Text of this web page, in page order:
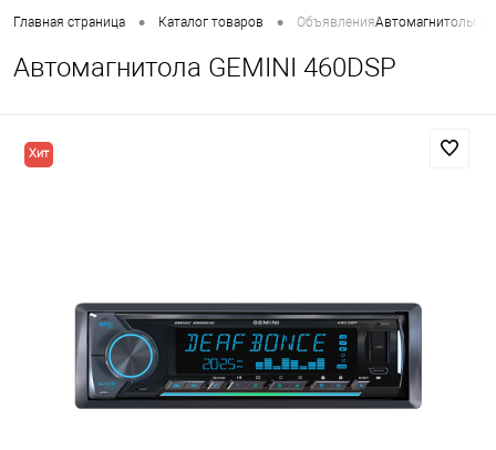
Главная страница • Каталог товаров • ОбъявленияАвтомагнитолы и
Автомагнитола GEMINI 460DSP
Хит